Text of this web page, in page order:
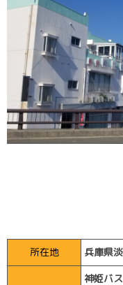
所在地 兵庫県
神姫バ